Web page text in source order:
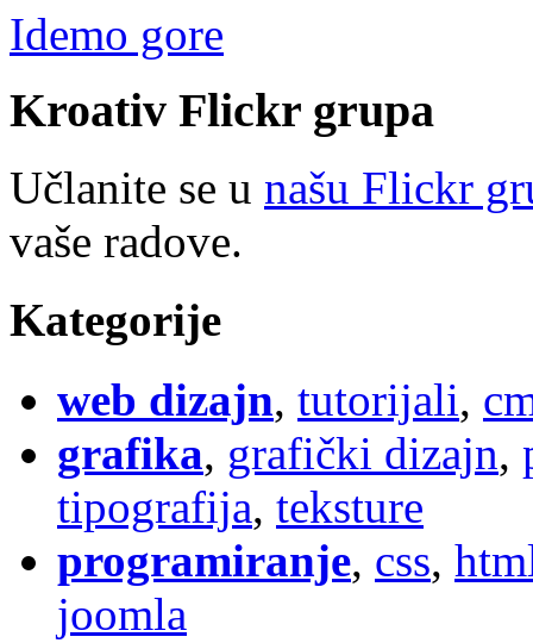
Idemo gore
Kroativ Flickr grupa
Učlanite se u našu Flickr
vaše radove.
Kategorije
web dizajn, tutorijali,
grafika, grafički dizajn,
tipografija, teksture
programiranje, css,
joomla